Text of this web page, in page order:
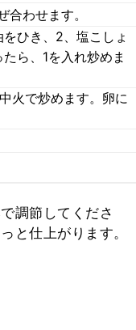
わせます。
ひき、2、塩こしょ
ら、1を入れ炒めま
火で炒めます。卵に
調節してくださ
と仕上がります。